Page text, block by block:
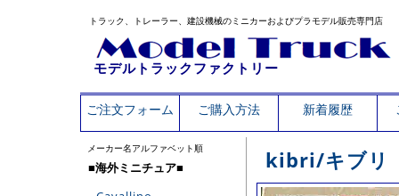
トラック、トレーラー、建設機械のミニカーおよびプラモデル販売専門店
モデルトラックファクトリー
ご注文フォーム ご購入方法 新着履歴
メーカー名アルファベット順
■海外ミニチュア■
kibri/キブリ